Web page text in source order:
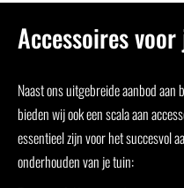
Accessoires
Naast ons uitgebreide aanbod aan
bieden wij ook een scala aan
essentieel zijn voor het succesvol
onderhouden van je tuin: